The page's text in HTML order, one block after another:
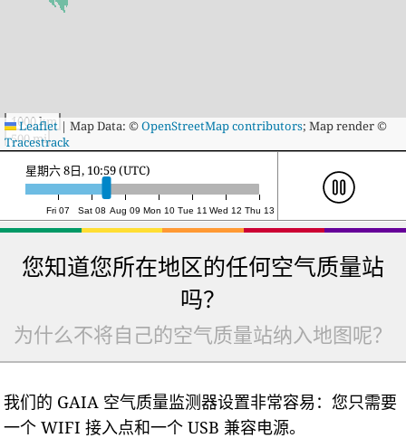
1000 km
500 mi
Leaflet | Map Data: ©OpenStreetMap contributors; Map render ©
Tracestrack
Fri 07 Sat 08 Aug 09 Mon 10 Tue 11 Wed 12 Thu 13
星期日 9日, 6:00 (UTC)
您知道您所在地区的任何空气质量站
吗？
为什么不将自己的空气质量站纳入地图呢？
我们的 GAIA 空气质量监测器设置非常容易：您只需要
一个 WIFI 接入点和一个 USB 兼容电源。